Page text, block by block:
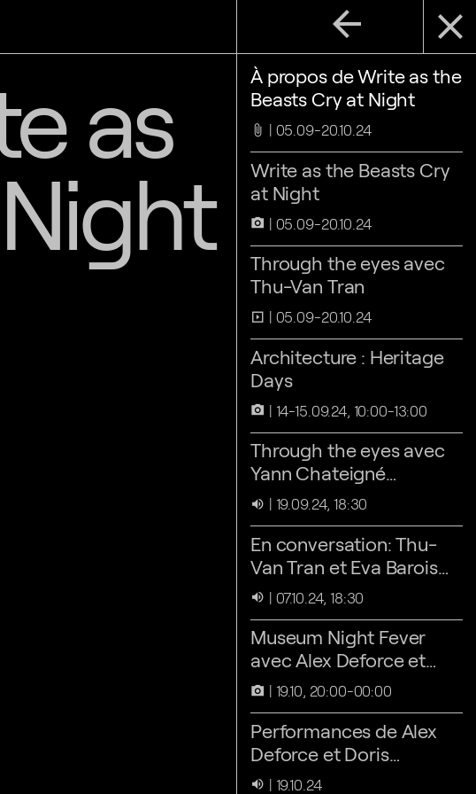
close
arrow_back
À propos de Write as the
Beasts Cry at Night
attach_file 05.09-20.10.24
Write as the Beasts Cry
at Night
camera_alt 05.09-20.10.24
Through the eyes avec
Thu-Van Tran
slideshow 05.09-20.10.24
Architecture : Heritage
Days
camera_alt 14-15.09.24, 10:00-13:00
Through the eyes avec
Yann Chateigné
Tytelman
volume_up 19.09.24, 18:30
En conversation: Thu-
Van Tran et Eva Barois
de Caevel
volume_up 07.10.24, 18:30
Museum Night Fever
avec Alex Deforce et
Doris Hardeman
camera_alt 19.10, 20:00-00:00
Performances de Alex
Deforce et Doris
Hardeman
volume_up 19.10.24
as